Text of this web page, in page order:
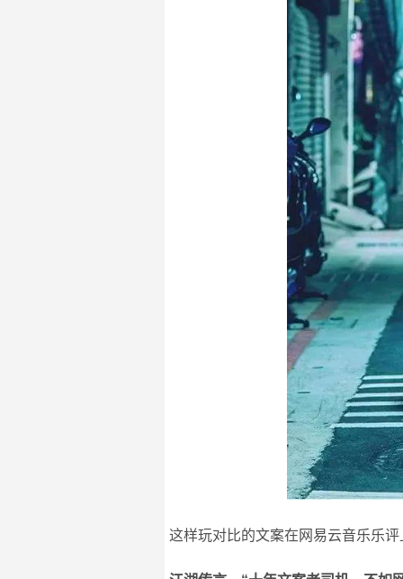
这样玩对比的文案在网易云音乐乐